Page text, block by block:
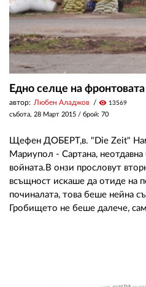
Едно селце на
автор: Любен Аладжов visibility 13569
събота, 28 Март 2015 / брой: 70
Щефен ДОБЕРТ,в. "Die Zeit"
Мариупол - Сартана,
войната.В онзи прословут
всъщност искаше да отиде на
починалата, това беше нейна
Гробището не беше далече,